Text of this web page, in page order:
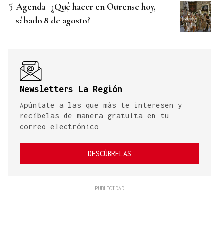
Agenda | ¿Qué hacer en Ourense hoy,
sábado 8 de agosto?
Newsletters La Región
Apúntate a las que más te interesen y
recíbelas de manera gratuita en tu
correo electrónico
DESCÚBRELAS